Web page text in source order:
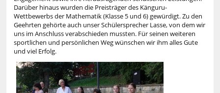
Darüber hinaus wurden die Preisträger des Känguru-
Wettbewerbs der Mathematik (Klasse 5 und 6) gewürdigt. Zu den
Geehrten gehörte auch unser Schülersprecher Lasse, von dem wir
uns im Anschluss verabschieden mussten. Für seinen weiteren
sportlichen und persönlichen Weg wünschen wir ihm alles Gute
und viel Erfolg.